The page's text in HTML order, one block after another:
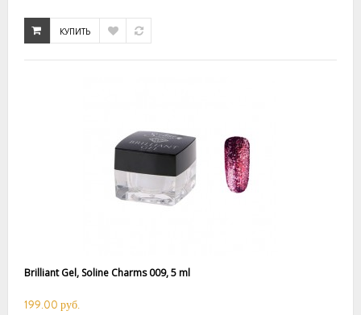
КУПИТЬ
Brilliant Gel, Soline Charms 009, 5 ml
199.00 руб.